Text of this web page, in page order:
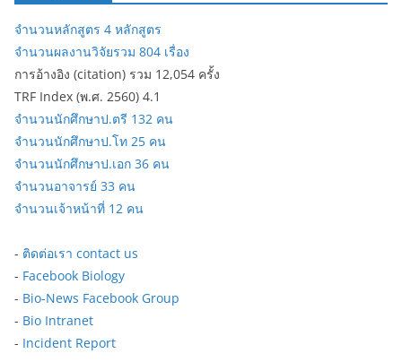
จำนวนหลักสูตร 4 หลักสูตร
จำนวนผลงานวิจัยรวม 804 เรื่อง
การอ้างอิง (citation) รวม 12,054 ครั้ง
TRF Index (พ.ศ. 2560) 4.1
จำนวนนักศึกษาป.ตรี 132 คน
จำนวนนักศึกษาป.โท 25 คน
จำนวนนักศึกษาป.เอก 36 คน
จำนวนอาจารย์ 33 คน
จำนวนเจ้าหน้าที่ 12 คน
- ติดต่อเรา contact us
- Facebook Biology
- Bio-News Facebook Group
- Bio Intranet
- Incident Report